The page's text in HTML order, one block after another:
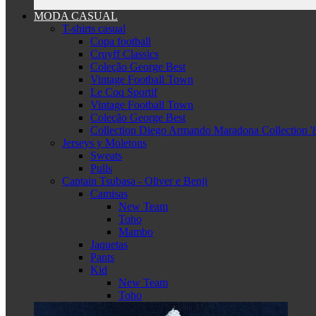
MODA CASUAL
T-shirts casual
Copa football
Cruyff Classics
Coleção George Best
Vintage Football Town
Le Coq Sportif
Vintage Football Town
Coleção George Best
Collection Diego Armando Maradona Collection
Jerseys y Moletons
Sweats
Pulls
Captain Tsubasa - Oliver e Benji
Camisas
New Team
Toho
Mambo
Jaquetas
Pants
Kid
New Team
Toho